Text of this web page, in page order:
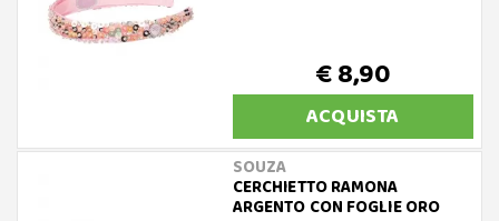
€ 8,90
ACQUISTA
SOUZA
CERCHIETTO RAMONA
ARGENTO CON FOGLIE ORO